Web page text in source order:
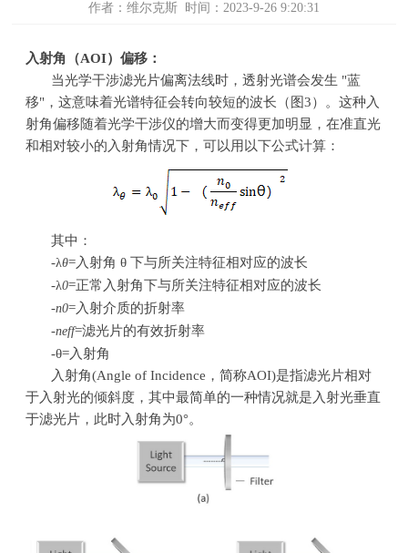
作者：维尔克斯 时间：2023-9-26 9:20:31
入射角（AOI）偏移：
当光学干涉滤光片偏离法线时，透射光谱会发生 "蓝
移"，这意味着光谱特征会转向较短的波长（图3）。这种入
射角偏移随着光学干涉仪的增大而变得更加明显，在准直光
和相对较小的入射角情况下，可以用以下公式计算：
其中：
-λθ=入射角 θ 下与所关注特征相对应的波长
-λ0=正常入射角下与所关注特征相对应的波长
-n0=入射介质的折射率
-neff=滤光片的有效折射率
-θ=入射角
入射角(Angle of Incidence ，简称AOI)是指滤光片相对
于入射光的倾斜度，其中最简单的一种情况就是入射光垂直
于滤光片，此时入射角为0°。